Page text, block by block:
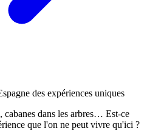
des expériences uniques
cabanes dans les arbres… Est-ce
que l'on ne peut vivre qu'ici ?